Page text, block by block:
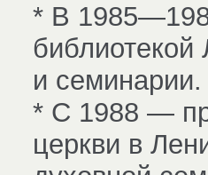
* В
библиотекой
и семинарии.
* С 1988 —
церкви в